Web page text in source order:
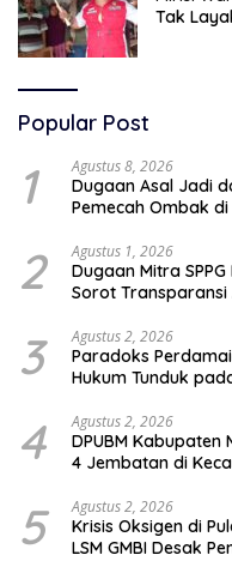
Tak
Popular Post
1 Agustus 8, 2026
Dugaan Asal Jadi
Pemecah Ombak
2 Agustus 1, 2026
Dugaan Mitra
Sorot
3 Agustus 2, 2026
Paradoks
Hukum Tunduk
4 Agustus 2, 2026
DPUBM
4 Jembatan di
5 Agustus 2, 2026
Krisis Oksigen di
LSM GMBI Desak